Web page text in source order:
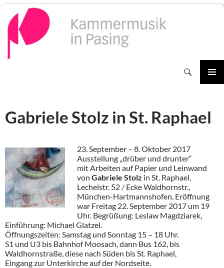
Inhalt
springen
Gabriele Stolz in St. Raphael
23. September – 8. Oktober 2017
Ausstellung „drüber und drunter“
mit Arbeiten auf Papier und Leinwand
von Gabriele Stolz in St. Raphael,
Lechelstr. 52 / Ecke Waldhornstr.,
München-Hartmannshofen. Eröffnung
war Freitag 22. September 2017 um 19
Uhr. Begrüßung: Leslaw Magdziarek,
Einführung: Michael Glatzel.
Öffnungszeiten: Samstag und Sonntag 15 – 18 Uhr.
S1 und U3 bis Bahnhof Moosach, dann Bus 162, bis
Waldhornstraße, diese nach Süden bis St. Raphael,
Eingang zur Unterkirche auf der Nordseite.